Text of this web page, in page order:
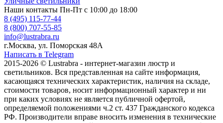
Наши контакты Пн-Пт с 10:00 до 18:00
8 (495) 115-77-44
8 (800) 707-55-85
info@lustrabra.ru
г.Москва, ул. Поморская 48А
Написать в Telegram
2015-2026 © Lustrabra - интернет-магазин люстр и
светильников. Вся представленная на сайте информация,
касающаяся технических характеристик, наличия на складе,
стоимости товаров, носит информационный характер и ни
при каких условиях не является публичной офертой,
определяемой положениями ч.2 ст. 437 Гражданского кодекса
РФ. Производители вправе вносить изменения в технические